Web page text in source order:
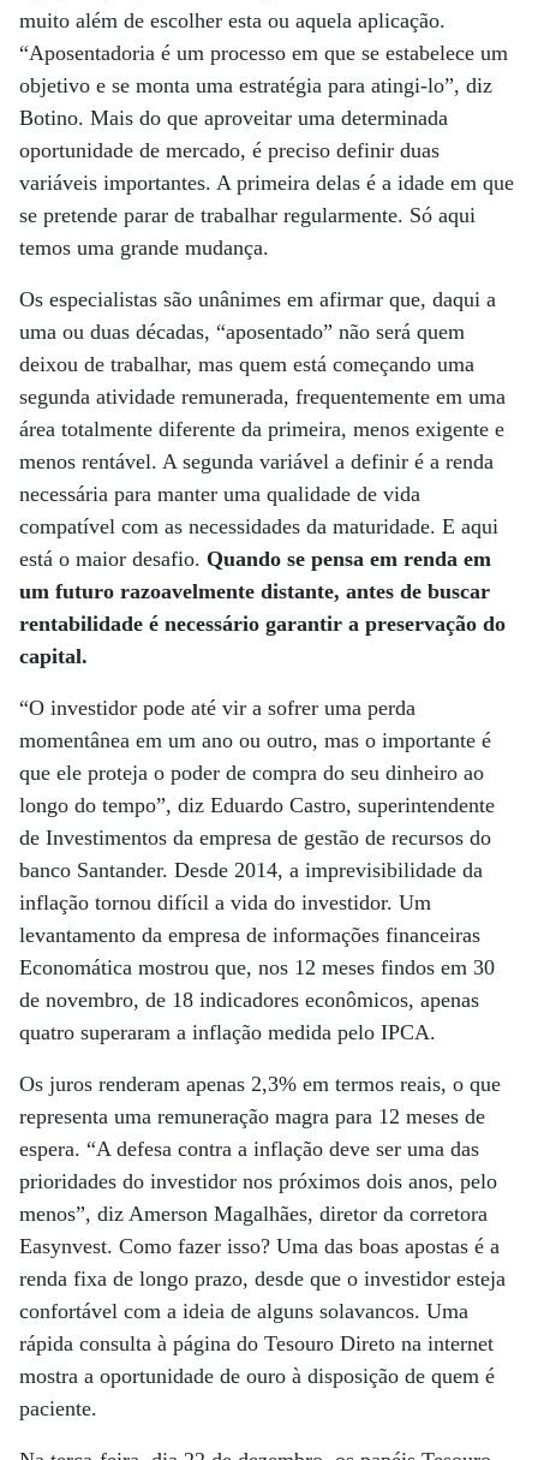
muito além de escolher esta ou aquela aplicação.
“Aposentadoria é um processo em que se estabelece um
objetivo e se monta uma estratégia para atingi-lo”, diz
Botino. Mais do que aproveitar uma determinada
oportunidade de mercado, é preciso definir duas
variáveis importantes. A primeira delas é a idade em que
se pretende parar de trabalhar regularmente. Só aqui
temos uma grande mudança.
Os especialistas são unânimes em afirmar que, daqui a
uma ou duas décadas, “aposentado” não será quem
deixou de trabalhar, mas quem está começando uma
segunda atividade remunerada, frequentemente em uma
área totalmente diferente da primeira, menos exigente e
menos rentável. A segunda variável a definir é a renda
necessária para manter uma qualidade de vida
compatível com as necessidades da maturidade. E aqui
está o maior desafio. Quando se pensa em renda em
um futuro razoavelmente distante, antes de buscar
rentabilidade é necessário garantir a preservação do
capital.
“O investidor pode até vir a sofrer uma perda
momentânea em um ano ou outro, mas o importante é
que ele proteja o poder de compra do seu dinheiro ao
longo do tempo”, diz Eduardo Castro, superintendente
de Investimentos da empresa de gestão de recursos do
banco Santander. Desde 2014, a imprevisibilidade da
inflação tornou difícil a vida do investidor. Um
levantamento da empresa de informações financeiras
Economática mostrou que, nos 12 meses findos em 30
de novembro, de 18 indicadores econômicos, apenas
quatro superaram a inflação medida pelo IPCA.
Os juros renderam apenas 2,3% em termos reais, o que
representa uma remuneração magra para 12 meses de
espera. “A defesa contra a inflação deve ser uma das
prioridades do investidor nos próximos dois anos, pelo
menos”, diz Amerson Magalhães, diretor da corretora
Easynvest. Como fazer isso? Uma das boas apostas é a
renda fixa de longo prazo, desde que o investidor esteja
confortável com a ideia de alguns solavancos. Uma
rápida consulta à página do Tesouro Direto na internet
mostra a oportunidade de ouro à disposição de quem é
paciente.